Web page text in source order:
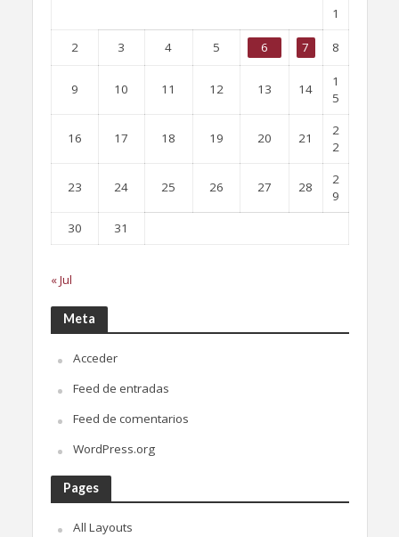
1
2 3 4 5 6 7 8
9 10 11 12 13 14
1
5
16 17 18 19 20 21
2
2
23 24 25 26 27 28
2
9
30
31
« Jul
Meta
Acceder
Feed de entradas
Feed de comentarios
WordPress.org
Pages
All Layouts